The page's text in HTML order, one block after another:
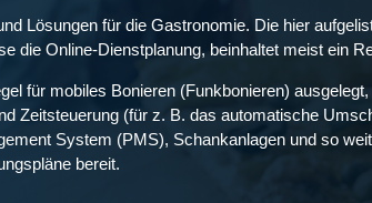
Lösungen für die Gastronomie. Die hier
die Online-Dienstplanung, beinhaltet meist ein
für mobiles Bonieren (Funkbonieren)
Zeitsteuerung (für z. B. das automatische
System (PMS), Schankanlagen und so
bereit.